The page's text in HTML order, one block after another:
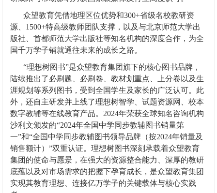
众望教育凭借地理区位优势和300+省级名校教研资
源、1500+特高级教师团队支撑，以及与北京师范大学出
版社、首都师范大学出版社等知名机构的深度合作，为全
国千万学子铺就通往未来的成长之路。
“理想树图书”是众望教育集团旗下的核心图书品牌，
陆续推出了必刷题、必刷卷、教材划重点、上分卷以及生
涯规划等系列图书，受到全国学生及家长的广泛认可。此
外，还自主研发并上线了理想树智学、试题资源网、校本
数字教辅等在线教育产品。2024年荣获全球知名咨询机构
沙利文颁发的“2024年全国中学同步教辅图书销量第
一”和“全国中学同步教辅图书领导品牌（按2024年销量及
销售额计）”双重认证。理想树图书深刻承载着众望教育
集团的使命与愿景，在强大的资源整合能力、深厚的教研
底蕴以及对市场需求的把握下孕育成长，是众望教育集团
实现其教育理想、连接亿万学子的关键载体与核心实践